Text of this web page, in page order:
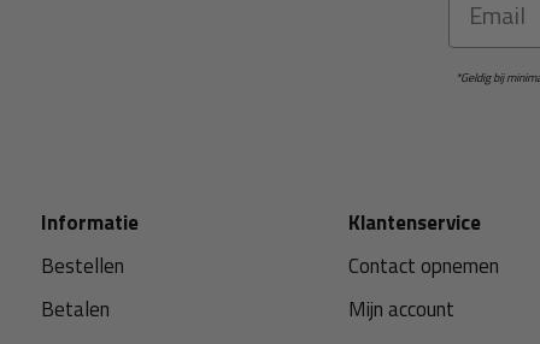
*Geldig bij
Informatie
Bestellen
Betalen
Klantenservice
Contact opnemen
Mijn account